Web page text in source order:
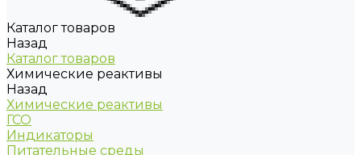
Каталог товаров
Назад
Каталог товаров
Химические реактивы
Назад
Химические реактивы
ГСО
Индикаторы
Питательные среды